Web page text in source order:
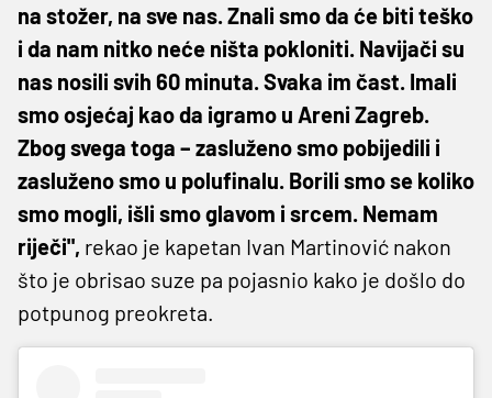
na stožer, na sve nas. Znali smo da će biti teško
i da nam nitko neće ništa pokloniti. Navijači su
nas nosili svih 60 minuta. Svaka im čast. Imali
smo osjećaj kao da igramo u Areni Zagreb.
Zbog svega toga – zasluženo smo pobijedili i
zasluženo smo u polufinalu. Borili smo se koliko
smo mogli, išli smo glavom i srcem. Nemam
riječi", rekao je kapetan Ivan Martinović nakon
što je obrisao suze pa pojasnio kako je došlo do
potpunog preokreta.